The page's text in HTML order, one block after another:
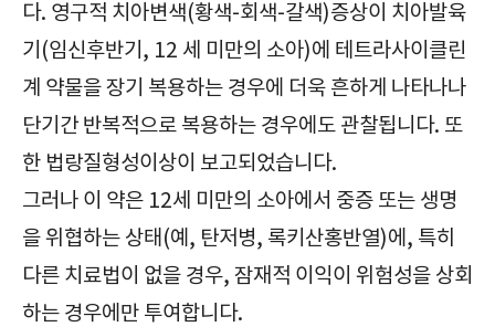
다. 영구적 치아변색(황색-회색-갈색)증상이 치아발육
기(임신후반기, 12 세 미만의 소아)에 테트라사이클린
계 약물을 장기 복용하는 경우에 더욱 흔하게 나타나나
단기간 반복적으로 복용하는 경우에도 관찰됩니다. 또
한 법랑질형성이상이 보고되었습니다.
그러나 이 약은 12세 미만의 소아에서 중증 또는 생명
을 위협하는 상태(예, 탄저병, 록키산홍반열)에, 특히
다른 치료법이 없을 경우, 잠재적 이익이 위험성을 상회
하는 경우에만 투여합니다.